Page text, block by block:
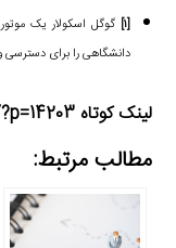
[۱] گوگل اسکولار یک
دانشگاهی را برای
لینک کوتاه https://iran-bssc.ir/?p=14203
مطالب مرتبط: